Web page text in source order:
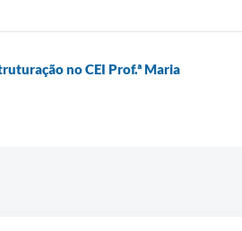
no CEI Prof.ª Maria